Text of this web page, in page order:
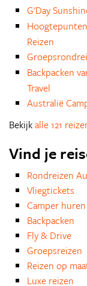
G'Day
Reizen
Backpacken
Travel
Australië
Bekijkalle 121
Vind je
Rondreizen
Vliegtickets
Camper huren
Backpacken
Fly & Drive
Groepsreizen
Reizen op
Luxe reizen